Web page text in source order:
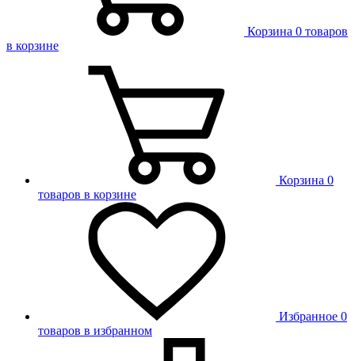
Корзина 0 товаров
в корзине
Корзина 0
товаров в корзине
Избранное 0
товаров в избранном